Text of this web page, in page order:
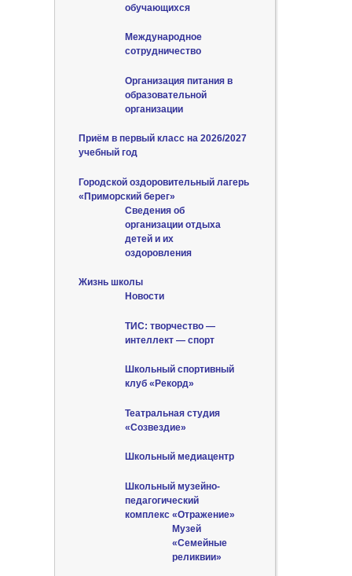
обучающихся
Международное
сотрудничество
Организация питания в
образовательной
организации
Приём в первый класс на 2026/2027
учебный год
Городской оздоровительный лагерь
«Приморский берег»
Сведения об
организации отдыха
детей и их
оздоровления
Жизнь школы
Новости
ТИС: творчество —
интеллект — спорт
Школьный спортивный
клуб «Рекорд»
Театральная студия
«Созвездие»
Школьный медиацентр
Школьный музейно-
педагогический
комплекс «Отражение»
Музей
«Семейные
реликвии»